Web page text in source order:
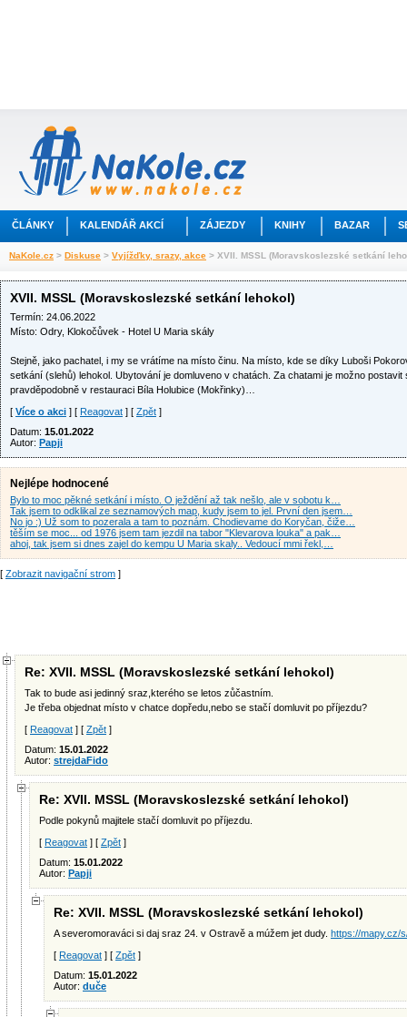
ČLÁNKY KALENDÁŘ AKCÍ ZÁJEZDY KNIHY BAZAR
NaKole.cz > Diskuse > Vyjížďky, srazy, akce > XVII. MSSL (Moravskoslezské setkání
XVII. MSSL (Moravskoslezské setkání lehokol)
Termín: 24.06.2022
Místo: Odry, Klokočůvek - Hotel U Maria skály
Stejně, jako pachatel, i my se vrátíme na místo činu. Na místo, kde se díky Luboši
setkání (slehů) lehokol. Ubytování je domluveno v chatách. Za chatami je možno postavit
pravděpodobně v restauraci Bíla Holubice (Mokřinky)…
[ Více o akci ] [ Reagovat ] [ Zpět ]
Datum: 15.01.2022
Autor: Papji
Nejlépe hodnocené
Bylo to moc pěkné setkání i místo. O ježdění až tak nešlo, ale v sobotu k…
Tak jsem to odklikal ze seznamových map, kudy jsem to jel. První den jsem…
No jo :) Už som to pozerala a tam to poznám. Chodievame do Koryčan, čiže…
těším se moc... od 1976 jsem tam jezdil na tabor "Klevarova louka" a pak…
ahoj, tak jsem si dnes zajel do kempu U Maria skaly.. Vedoucí mmi řekl,…
[ Zobrazit navigační strom ]
Re: XVII. MSSL (Moravskoslezské setkání lehokol)
Tak to bude asi jedinný sraz,kterého se letos zůčastním.
Je třeba objednat místo v chatce dopředu,nebo se stačí domluvit po příjezdu?
[ Reagovat ] [ Zpět ]
Datum: 15.01.2022
Autor: strejdaFido
Re: XVII. MSSL (Moravskoslezské setkání lehokol)
Podle pokynů majitele stačí domluvit po příjezdu.
[ Reagovat ] [ Zpět ]
Datum: 15.01.2022
Autor: Papji
Re: XVII. MSSL (Moravskoslezské setkání lehokol)
A severomoraváci si daj sraz 24. v Ostravě a múžem jet dudy. https://mapy.cz/
[ Reagovat ] [ Zpět ]
Datum: 15.01.2022
Autor: duče